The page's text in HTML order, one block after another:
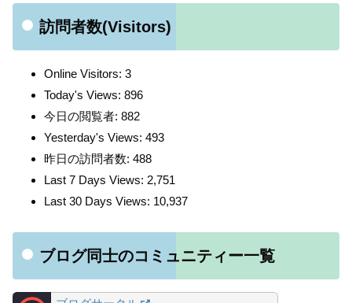
訪問者数(Visitors)
Online Visitors: 3
Today's Views: 896
今日の閲覧者: 882
Yesterday's Views: 493
昨日の訪問者数: 488
Last 7 Days Views: 2,751
Last 30 Days Views: 10,937
ブログ同士のコミュニティー一覧